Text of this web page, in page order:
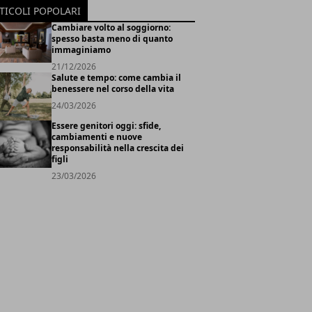
POPOLARI
Cambiare volto al soggiorno:
spesso basta meno di quanto
immaginiamo
21/12/2026
Salute e tempo: come cambia il
benessere nel corso della vita
24/03/2026
Essere genitori oggi: sfide,
cambiamenti e nuove
responsabilità nella crescita dei
figli
23/03/2026